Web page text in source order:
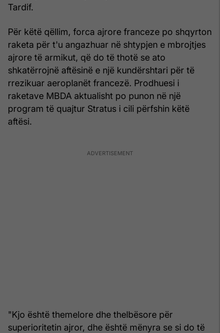
Tardif.
Për këtë qëllim, forca ajrore franceze po shqyrton
raketa për t'u angazhuar në shtypjen e mbrojtjes
ajrore të armikut, që do të thotë se ato
shkatërrojnë aftësinë e një kundërshtari për të
rrezikuar aeroplanët francezë. Prodhuesi i
raketave MBDA aktualisht po punon në një
program të quajtur Stratus i cili përfshin këtë
aftësi.
"Kjo është themelore dhe thelbësore për
superioritetin ajror, dhe është mënyra se si do të